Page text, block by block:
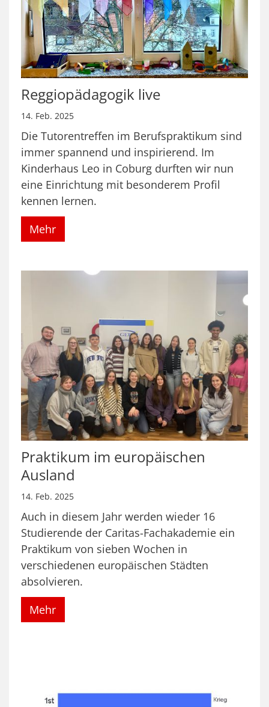
Reggiopädagogik live
14. Feb. 2025
Die Tutorentreffen im Berufspraktikum sind
immer spannend und inspirierend. Im
Kinderhaus Leo in Coburg durften wir nun
eine Einrichtung mit besonderem Profil
kennen lernen.
Mehr
Praktikum im europäischen
Ausland
14. Feb. 2025
Auch in diesem Jahr werden wieder 16
Studierende der Caritas-Fachakademie ein
Praktikum von sieben Wochen in
verschiedenen europäischen Städten
absolvieren.
Mehr